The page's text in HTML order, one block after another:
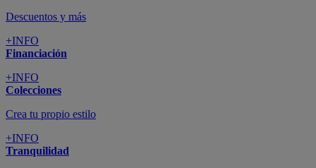
Descuentos y más
+INFO
Financiación
+INFO
Colecciones
Crea tu propio estilo
+INFO
Tranquilidad